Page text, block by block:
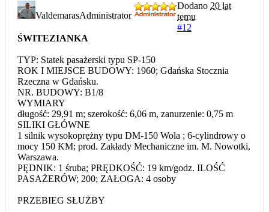
ValdemarasAdministrator
Dodano 20 lat
temu
#12
ŚWITEZIANKA
TYP: Statek pasażerski typu SP-150
ROK I MIEJSCE BUDOWY: 1960; Gdańska Stocznia
Rzeczna w Gdańsku.
NR. BUDOWY: B1/8
WYMIARY
długość: 29,91 m; szerokość: 6,06 m, zanurzenie: 0,75 m
SILIKI GŁÓWNE
1 silnik wysokoprężny typu DM-150 Wola ; 6-cylindrowy o
mocy 150 KM; prod. Zakłady Mechaniczne im. M. Nowotki,
Warszawa.
PĘDNIK: 1 śruba; PRĘDKOŚĆ: 19 km/godz. ILOŚĆ
PASAŻERÓW; 200; ZAŁOGA: 4 osoby
PRZEBIEG SŁUŻBY